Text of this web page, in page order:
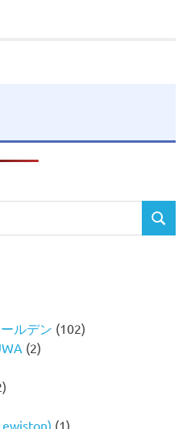
検
ルデン (102)
(2)
(1)